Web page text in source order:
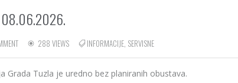
08.06.2026.
288 VIEWS INFORMACIJE, SERVISNE
Grada Tuzla je uredno bez planiranih obustava.